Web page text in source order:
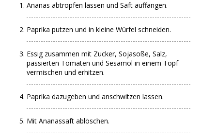
Ananas abtropfen lassen und Saft auffangen.
Paprika putzen und in kleine Würfel schneiden.
Essig zusammen mit Zucker, Sojasoße, Salz,
passierten Tomaten und Sesamöl in einem Topf
vermischen und erhitzen.
Paprika dazugeben und anschwitzen lassen.
Mit Ananassaft ablöschen.